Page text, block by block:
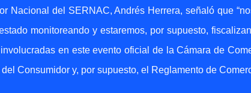
Nacional del SERNAC, Andrés Herrera, señaló que
monitoreando y estaremos, por supuesto,
en este evento oficial de la Cámara de
Consumidor y, por supuesto, el Reglamento de